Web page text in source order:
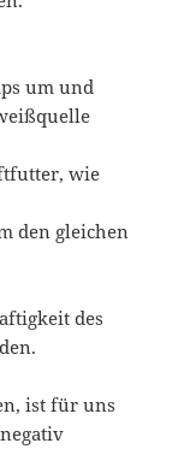
um und
wie
den gleichen
des
ist für uns